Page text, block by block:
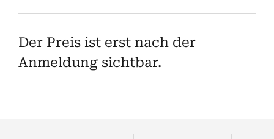
Der Preis ist erst nach der
Anmeldung sichtbar.